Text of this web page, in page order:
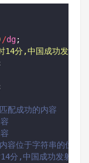
/dg;
14分,中国成功发射了
成功的内容
于字符串的位置的
,中国成功发射了神